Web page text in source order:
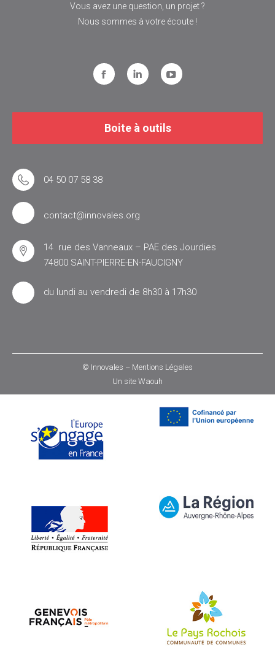
Vous avez une question, un projet ?
Nous sommes à votre écoute !
FacebookLinkedInYouTube
Boite à outils
04 50 07 58 38
contact@innovales.org
14 rue des Vanneaux – PAE des Jourdies
74800 SAINT-PIERRE-EN-FAUCIGNY
du lundi au vendredi de 8h30 à 17h30
© Innovales – Mentions Légales
Un site Waouh